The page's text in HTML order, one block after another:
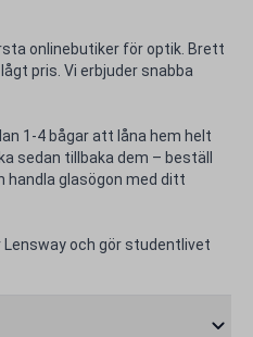
onlinebutiker för optik. Brett
pris. Vi erbjuder snabba
1-4 bågar att låna hem helt
sedan tillbaka dem – beställ
handla glasögon med ditt
och gör studentlivet